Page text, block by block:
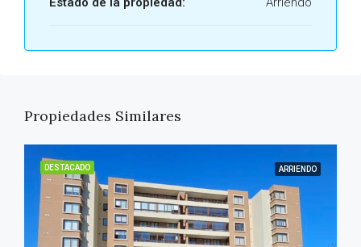
Propiedades Similares
DESTACADO ARRIENDO